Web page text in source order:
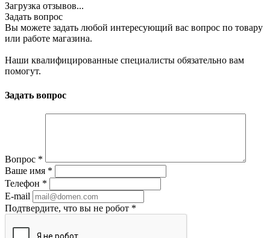
Загрузка отзывов...
Задать вопрос
Вы можете задать любой интересующий вас вопрос по товару
или работе магазина.
Наши квалифицированные специалисты обязательно вам
помогут.
Задать вопрос
Вопрос *
Ваше имя *
Телефон *
E-mail
Подтвердите, что вы не робот *